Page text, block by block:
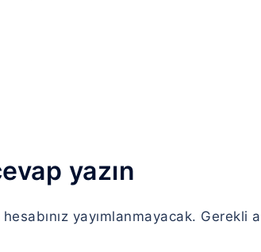
yazın
yayımlanmayacak. Gerekli